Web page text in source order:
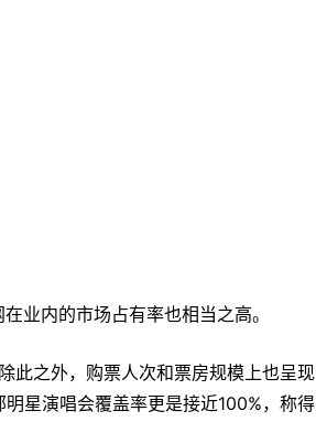
业内的市场占有率也相当之高。
之外，购票人次和票房规模上也呈现
星演唱会覆盖率更是接近100%，称得